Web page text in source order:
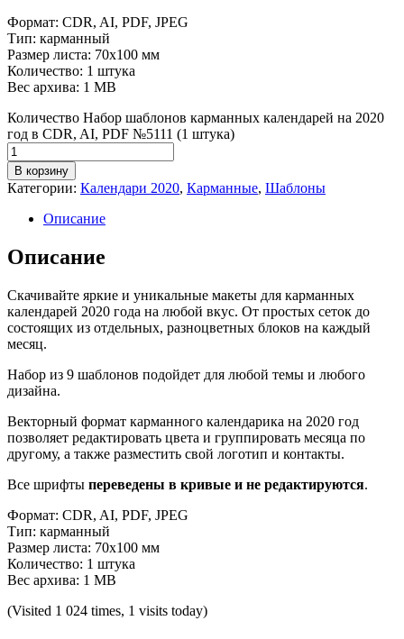
Формат: CDR, AI, PDF, JPEG
Тип: карманный
Размер листа: 70х100 мм
Количество: 1 штука
Вес архива: 1 МВ
Количество Набор шаблонов карманных календарей на 2020
год в CDR, AI, PDF №5111 (1 штука)
В корзину
Категории: Календари 2020, Карманные, Шаблоны
Описание
Описание
Скачивайте яркие и уникальные макеты для карманных
календарей 2020 года на любой вкус. От простых сеток до
состоящих из отдельных, разноцветных блоков на каждый
месяц.
Набор из 9 шаблонов подойдет для любой темы и любого
дизайна.
Векторный формат карманного календарика на 2020 год
позволяет редактировать цвета и группировать месяца по
другому, а также разместить свой логотип и контакты.
Все шрифты переведены в кривые и не редактируются.
Формат: CDR, AI, PDF, JPEG
Тип: карманный
Размер листа: 70х100 мм
Количество: 1 штука
Вес архива: 1 МВ
(Visited 1 024 times, 1 visits today)